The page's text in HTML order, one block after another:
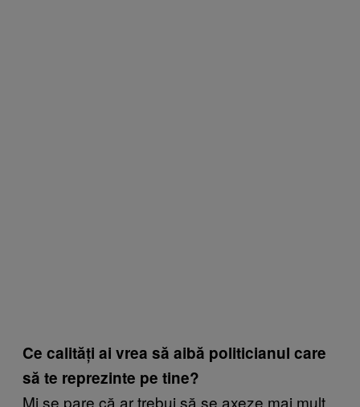
Ce calități ai vrea să aibă politicianul care
să te reprezinte pe tine?
Mi se pare că ar trebui să se axeze mai mult